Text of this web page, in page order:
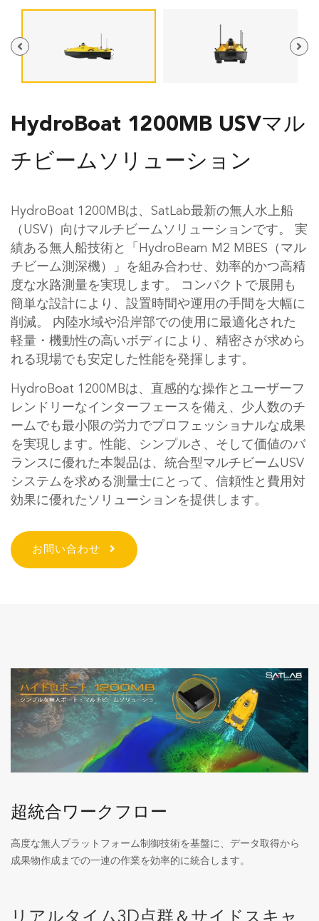
HydroBoat 1200MB USVマル
チビームソリューション
HydroBoat 1200MBは、SatLab最新の無人水上船
（USV）向けマルチビームソリューションです。 実
績ある無人船技術と「HydroBeam M2 MBES（マル
チビーム測深機）」を組み合わせ、効率的かつ高精
度な水路測量を実現します。 コンパクトで展開も
簡単な設計により、設置時間や運用の手間を大幅に
削減。 内陸水域や沿岸部での使用に最適化された
軽量・機動性の高いボディにより、精密さが求めら
れる現場でも安定した性能を発揮します。
HydroBoat 1200MBは、直感的な操作とユーザーフ
レンドリーなインターフェースを備え、少人数のチ
ームでも最小限の労力でプロフェッショナルな成果
を実現します。性能、シンプルさ、そして価値のバ
ランスに優れた本製品は、統合型マルチビームUSV
システムを求める測量士にとって、信頼性と費用対
効果に優れたソリューションを提供します。
お問い合わせ
超統合ワークフロー
高度な無人プラットフォーム制御技術を基盤に、データ取得から
成果物作成までの一連の作業を効率的に統合します。